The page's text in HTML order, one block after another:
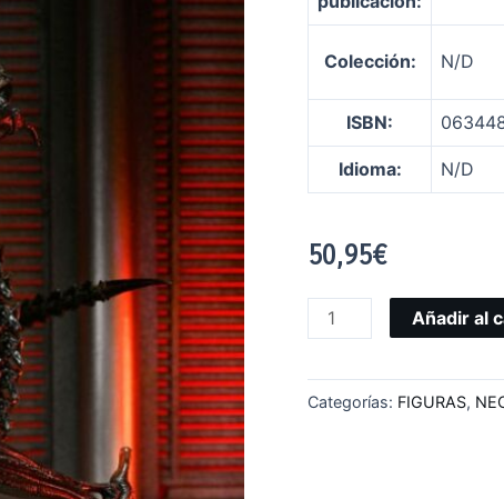
Colección: N/D
ISBN:
Idioma: N/D
50,95€
Añadir al
Categorías: FIGURAS,